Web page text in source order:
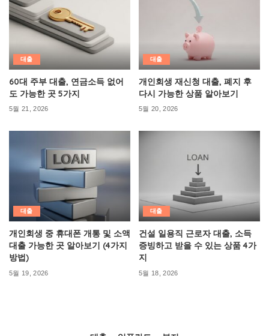
대출
60대 주부 대출, 연금소득 없어
도 가능한 곳 5가지
5월 21, 2026
대출
개인회생 재신청 대출, 폐지 후
다시 가능한 상품 알아보기
5월 20, 2026
대출
개인회생 중 휴대폰 개통 및 소액
대출 가능한 곳 알아보기 (4가지
방법)
5월 19, 2026
대출
건설 일용직 근로자 대출, 소득
증빙하고 받을 수 있는 상품 4가
지
5월 18, 2026